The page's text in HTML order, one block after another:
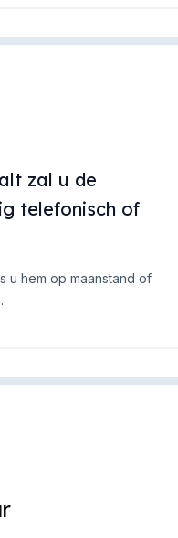
zal u de
telefonisch of
u hem op maanstand of